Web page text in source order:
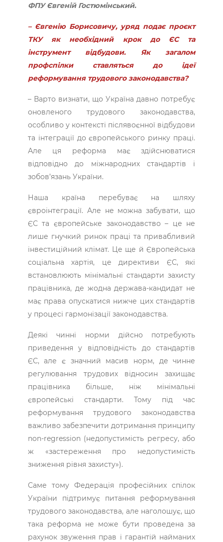
ФПУ Євгеній Гостюмінський.
– Євгенію Борисовичу, уряд подає проєкт
ТКУ як необхідний крок до ЄС та
інструмент відбудови. Як загалом
профспілки ставляться до ідеї
реформування трудового законодавства?
– Варто визнати, що Україна давно потребує
оновленого трудового законодавства,
особливо у контексті післявоєнної відбудови
та інтеграції до європейського ринку праці.
Але ця реформа має здійснюватися
відповідно до міжнародних стандартів і
зобов’язань України.
Наша країна перебуває на шляху
євроінтеграції. Але не можна забувати, що
ЄС та європейське законодавство – це не
лише гнучкий ринок праці та привабливий
інвестиційний клімат. Це ще й Європейська
соціальна хартія, це директиви ЄС, які
встановлюють мінімальні стандарти захисту
працівника, де жодна держава-кандидат не
має права опускатися нижче цих стандартів
у процесі гармонізації законодавства.
Деякі чинні норми дійсно потребують
приведення у відповідність до стандартів
ЄС, але є значний масив норм, де чинне
регулювання трудових відносин захищає
працівника більше, ніж мінімальні
європейські стандарти. Тому під час
реформування трудового законодавства
важливо забезпечити дотримання принципу
non-regression (недопустимість регресу, або
ж «застереження про недопустимість
зниження рівня захисту»).
Саме тому Федерація професійних спілок
України підтримує питання реформування
трудового законодавства, але наголошує, що
така реформа не може бути проведена за
рахунок звуження прав і гарантій найманих